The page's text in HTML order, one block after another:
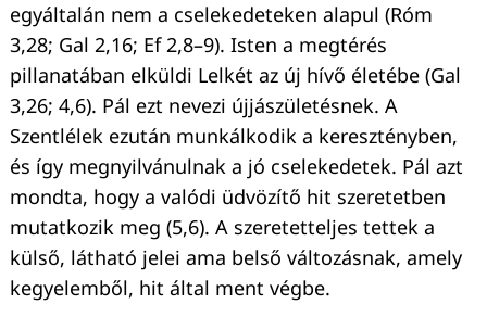
egyáltalán nem a cselekedeteken alapul (Róm
3,28; Gal 2,16; Ef 2,8–9). Isten a megtérés
pillanatában elküldi Lelkét az új hívő életébe (Gal
3,26; 4,6). Pál ezt nevezi újjászületésnek. A
Szentlélek ezután munkálkodik a keresztényben,
és így megnyilvánulnak a jó cselekedetek. Pál azt
mondta, hogy a valódi üdvözítő hit szeretetben
mutatkozik meg (5,6). A szeretetteljes tettek a
külső, látható jelei ama belső változásnak, amely
kegyelemből, hit által ment végbe.